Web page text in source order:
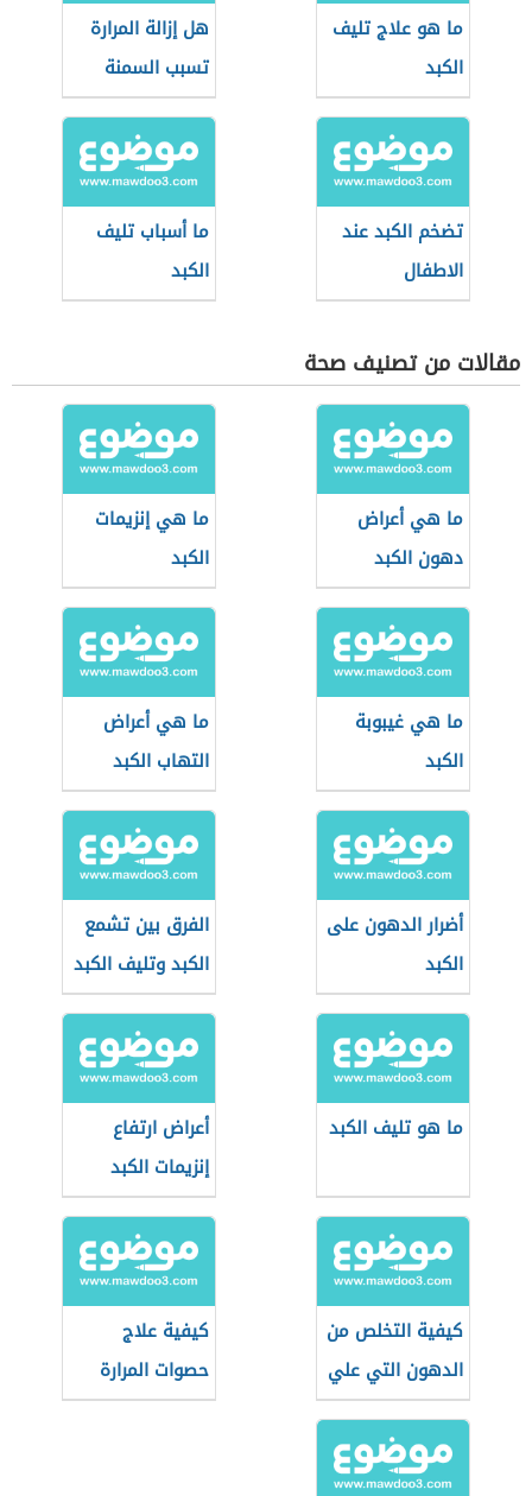
ما هو علاج تليف
الكبد
هل إزالة المرارة
تسبب السمنة
تضخم الكبد عند
الاطفال
ما أسباب تليف
الكبد
مقالات من تصنيف صحة
ما هي أعراض
دهون الكبد
ما هي إنزيمات
الكبد
ما هي غيبوبة
الكبد
ما هي أعراض
التهاب الكبد
أضرار الدهون على
الكبد
الفرق بين تشمع
الكبد وتليف الكبد
ما هو تليف الكبد
أعراض ارتفاع
إنزيمات الكبد
كيفية التخلص من
الدهون التي علي
الكبد
كيفية علاج
حصوات المرارة
بدون جراحة